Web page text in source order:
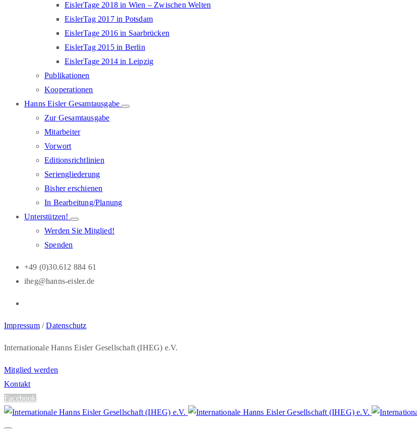
EislerTage 2018 in Wien – Zwischen Welten
EislerTag 2017 in Potsdam
EislerTage 2016 in Saarbrücken
EislerTag 2015 in Berlin
EislerTage 2014 in Leipzig
Publikationen
Kooperationen
Hanns Eisler Gesamtausgabe
Zur Gesamtausgabe
Mitarbeiter
Vorwort
Editionsrichtlinien
Seriengliederung
Bisher erschienen
In Bearbeitung/Planung
Unterstützen!
Werden Sie Mitglied!
Spenden
+49 (0)30.612 884 61
iheg@hanns-eisler.de
Impressum/Datenschutz
Internationale Hanns Eisler Gesellschaft (IHEG) e.V.
Mitglied werden
Kontakt
Facebook